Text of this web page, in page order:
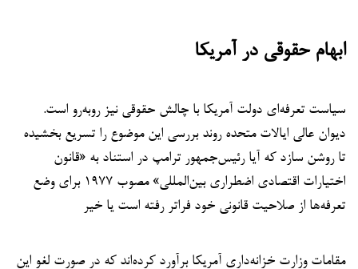
ابهام حقوقی در آمریکا
سیاست تعرفه‌ای دولت آمریکا با چالش حقوقی نیز روبه‌رو است.
دیوان عالی ایالات متحده روند بررسی این موضوع را تسریع بخشیده
تا روشن سازد که آیا رئیس‌جمهور ترامپ در استناد به «قانون
اختیارات اقتصادی اضطراری بین‌المللی» مصوب ۱۹۷۷ برای وضع
تعرفه‌ها از صلاحیت قانونی خود فراتر رفته است یا خیر
مقامات وزارت خزانه‌داری آمریکا برآورد کرده‌اند که در صورت لغو این